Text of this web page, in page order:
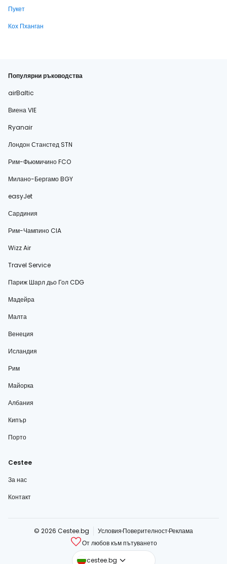
Пукет
Кох Пханган
Популярни ръководства
airBaltic
Виена VIE
Ryanair
Лондон Станстед STN
Рим-Фьюмичино FCO
Милано-Бергамо BGY
easyJet
Сардиния
Рим-Чампино CIA
Wizz Air
Travel Service
Париж Шарл дьо Гол CDG
Мадейра
Малта
Венеция
Исландия
Рим
Майорка
Албания
Кипър
Порто
Cestee
За нас
Контакт
© 2026 Cestee.bg Условия ПоверителностРеклама
От любов към пътуването
cestee.bg
cestee.com